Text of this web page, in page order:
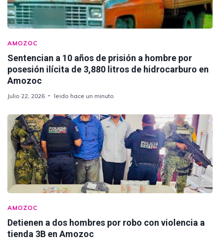
AMOZOC
Sentencian a 10 años de prisión a hombre por
posesión ilícita de 3,880 litros de hidrocarburo en
Amozoc
Julio 22, 2026 leido hace un minuto
AMOZOC
Detienen a dos hombres por robo con violencia a
tienda 3B en Amozoc